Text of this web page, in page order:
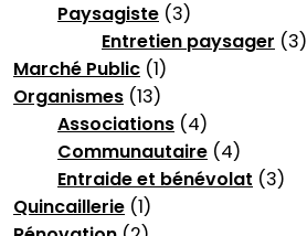
Paysagiste (3)
Entretien paysager (3)
Marché Public (1)
Organismes (13)
Associations (4)
Communautaire (4)
Entraide et bénévolat (3)
Quincaillerie (1)